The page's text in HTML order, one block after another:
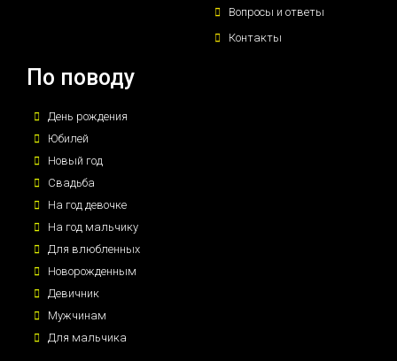
Вопросы и ответы
Контакты
По поводу
День рождения
Юбилей
Новый год
Свадьба
На год девочке
На год мальчику
Для влюбленных
Новорожденным
Девичник
Мужчинам
Для мальчика